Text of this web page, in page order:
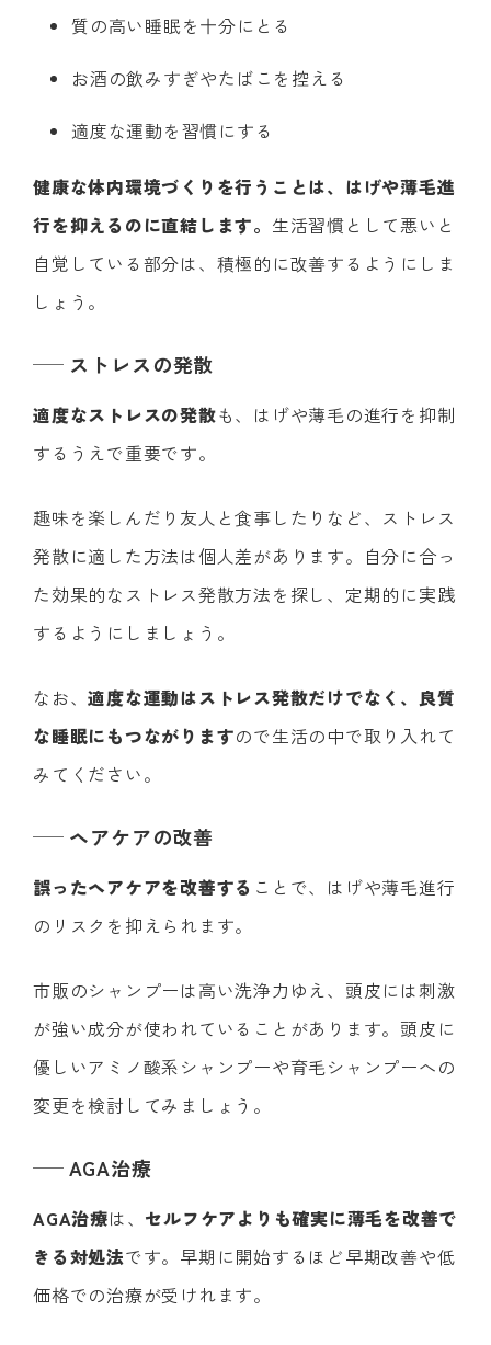
質の高い睡眠を十分にとる
お酒の飲みすぎやたばこを控える
適度な運動を習慣にする
健康な体内環境づくりを行うことは、はげや薄毛進
行を抑えるのに直結します。 生活習慣として悪いと
自覚している部分は、積極的に改善するようにしま
しょう。
ストレスの発散
適度なストレスの発散も、はげや薄毛の進行を抑制
するうえで重要です。
趣味を楽しんだり友人と食事したりなど、ストレス
発散に適した方法は個人差があります。自分に合っ
た効果的なストレス発散方法を探し、定期的に実践
するようにしましょう。
なお、適度な運動はストレス発散だけでなく、良質
な睡眠にもつながりますので生活の中で取り入れて
みてください。
ヘアケアの改善
誤ったヘアケアを改善する ことで、はげや薄毛進行
のリスクを抑えられます。
市販のシャンプーは高い洗浄力ゆえ、頭皮には刺激
が強い成分が使われていることがあります。頭皮に
優しいアミノ酸系シャンプーや育毛シャンプーへの
変更を検討してみましょう。
AGA治療
AGA治療は、 セルフケアよりも確実に薄毛を改善で
きる対処法です。早期に開始するほど早期改善や低
価格での治療が受けれます。